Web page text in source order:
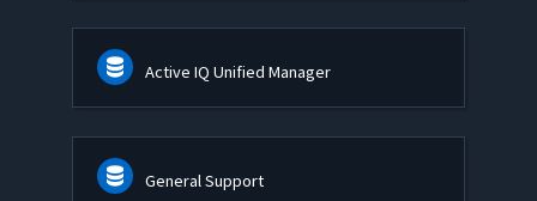
Active IQ Unified Manager
General Support